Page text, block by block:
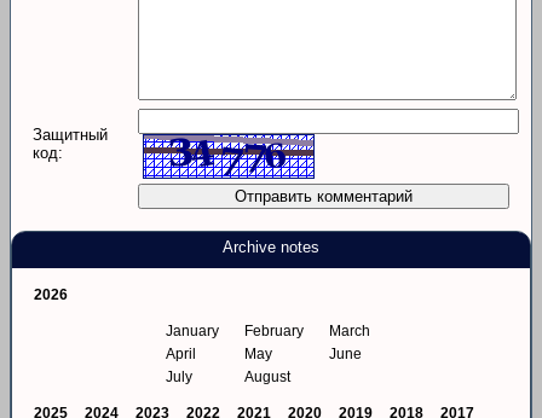
Защитный
код:
Archive notes
2026
January February
March
April
May
June
July
August
2025 2024 2023 2022 2021 2020 2019 2018
2017